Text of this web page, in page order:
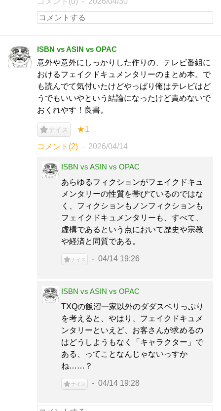
ISBN vs ASIN vs OPAC
意外や意外にしっかりした作りの、テレビ番組に
おけるフェイクドキュメンタリーのまとめ本。で
も読んでて気付いたけどやっぱり俺はテレビはど
うでもいいやという結論になったけど責めないで
おくれやす！良書。
ナイス ★1
コメント(2) 2026/04/14
ISBN vs ASIN vs OPAC
あらゆるフィクションがフェイクドキュ
メンタリーの性質を帯びているのではな
く、フィクションもノンフィクションも
フェイクドキュメンタリーも、すべて、
虚構であるという点において歴史や宗教
や経済と同質である。
ナイス 04/14 19:26
ISBN vs ASIN vs OPAC
TXQの飯沼一家以外のダダスベリっぷり
を考えると、やはり、フェイクドキュメ
ンタリーといえど、お客さんが求めるの
はどうしようもなく「キャラクター」で
ある、ってことなんじゃないっすか
ね……？
ナイス 04/14 19:28